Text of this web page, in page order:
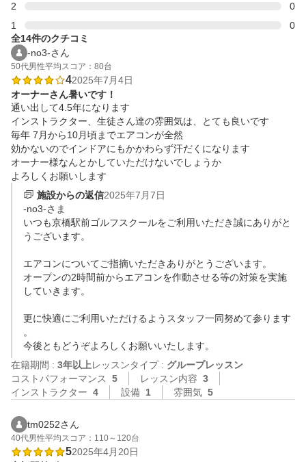
2
0
1
0
全14件のクチコミ
-no3-さん
50代男性平均スコア：80台
42025年7月4日
オーナーさん暑いです！
通い出して4.5年になります
インストラクター、生徒さん達の雰囲気は、とても良いです
毎年 7月から10月頃までエアコンが全然
効かないのでインドアにもかかわらず汗だくになります
オーナー様なんとかしていただけないでしょうか
よろしくお願いします
施設からの返信2025年7月7日
-no3-さま
いつも京橋駅前ゴルフスクールをご利用いただき誠にありがと
うございます。
エアコンについてご指摘いただきありがとうございます。
オープンの2時間前からエアコンを作動させる等の対策を実施
していきます。
更に快適にご利用いただけるようスタッフ一同努めて参ります
。
今後ともどうぞよろしくお願いいたします。
在籍期間 : 3年以上レッスンタイプ : グループレッスン
コストパフォーマンス
5 レッスン内容 3
インストラクター 4 設備 1 雰囲気 5
tm0252さん
40代男性平均スコア：110～120台
52025年4月20日